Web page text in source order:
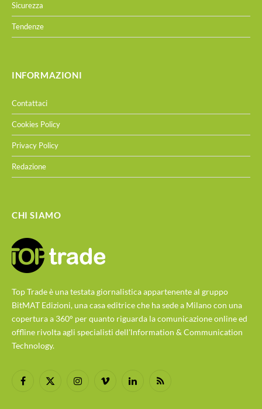
Sicurezza
Tendenze
INFORMAZIONI
Contattaci
Cookies Policy
Privacy Policy
Redazione
CHI SIAMO
Top Trade è una testata giornalistica appartenente al gruppo
BitMAT Edizioni, una casa editrice che ha sede a Milano con una
copertura a 360° per quanto riguarda la comunicazione online ed
offline rivolta agli specialisti dell'lnformation & Communication
Technology.
Facebook
X
InstagramVimeo LinkedInRSS